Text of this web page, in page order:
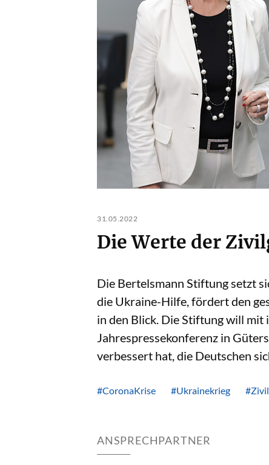
31.05.2022
Die Werte der
Die Bertelsmann Stiftung setzt
die Ukraine-Hilfe, fördert den
in den Blick. Die Stiftung will mit
Jahrespressekonferenz in
verbessert hat, die Deutschen
#CoronaKrise #Ukrainekrieg
ANSPRECHPARTNER